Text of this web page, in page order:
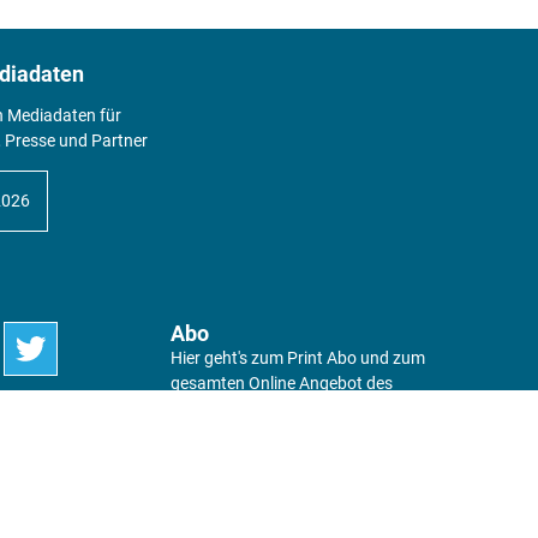
Mediadaten für
Presse und Partner
Abo
Hier geht's zum Print Abo und zum
gesamten Online Angebot des